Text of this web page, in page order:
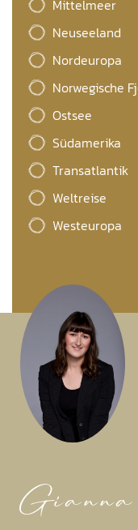
Mittelmeer
Neuseeland
Nordeuropa
Norwegische
Ostsee
Südamerika
Transatlantik
Weltreise
Westeuropa